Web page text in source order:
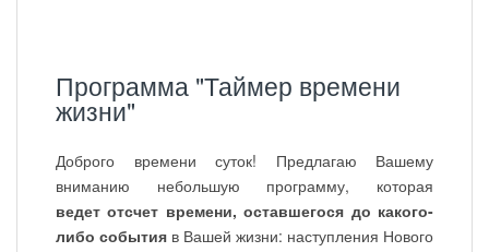
Программа "Таймер времени
жизни"
Доброго времени суток! Предлагаю Вашему
вниманию небольшую программу, которая
ведет отсчет времени, оставшегося до какого-
либо события в Вашей жизни: наступления Нового